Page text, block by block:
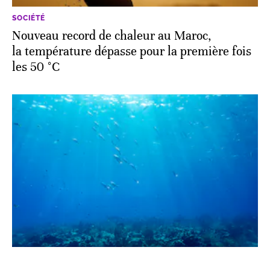
SOCIÉTÉ
Nouveau record de chaleur au Maroc,
la température dépasse pour la première fois
les 50 °C